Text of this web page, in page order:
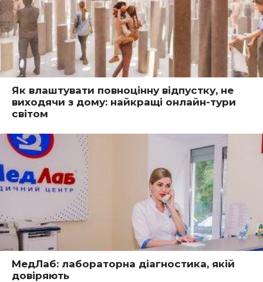
Як влаштувати повноцінну відпустку, не
виходячи з дому: найкращі онлайн-тури
світом
МедЛаб: лабораторна діагностика, якій
довіряють